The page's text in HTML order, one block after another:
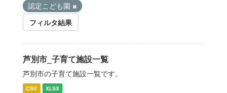
認定こども園
フィルタ結果
芦別市_子育て施設一覧
芦別市の子育て施設一覧です。
CSV XLSX